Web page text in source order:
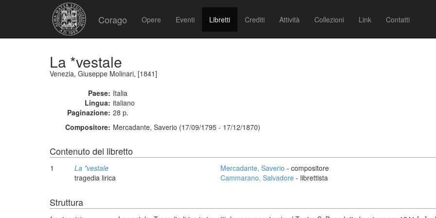
Corago Opere Eventi Libretti Crediti Attività Collezioni Link Contatti
La *vestale
Venezia, Giuseppe Molinari, [1841]
Paese: Italia
Lingua: italiano
Paginazione: 28 p.
Compositore: Mercadante, Saverio (17/09/1795 - 17/12/1870)
Contenuto del libretto
1
La *vestale
tragedia lirica
Mercadante, Saverio - compositore
Cammarano, Salvadore - librettista
Struttura